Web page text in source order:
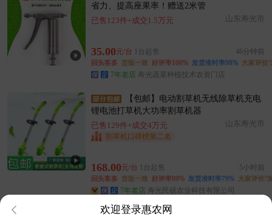
省力、提高座果率！赠送2米管
已售123件+成交1.5万元
山东寿光市
35.00元/台 1台起售 46分钟前
回头客多 货版一致 好评率100% 发货准时率98% 大家评价
7年老店 寿光蔬菜种植技术农资门店
【包邮】电动割草机无线除草机充电
锂电池打草机大功率割草机器
已售129件+成交4万元
山东寿光市
割草机口碑榜第二名
168.00元/台 1台起售 5小时前
回头客多 货版一致 好评率99% 发货准时率79% 大家评价"
7年老店 寿光民硕农业科技有限公司
打药机 喷雾器 超轻锂电池高压智能电动背负
欢迎登录惠农网